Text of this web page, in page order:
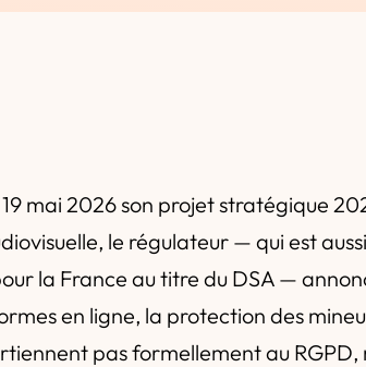
mai 2026 son projet stratégique
le régulateur — qui est
la France au titre du DSA —
en ligne, la protection des
pas formellement au RGPD,